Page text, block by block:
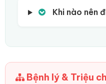
Khi nào nên
Bệnh lý & Triệu